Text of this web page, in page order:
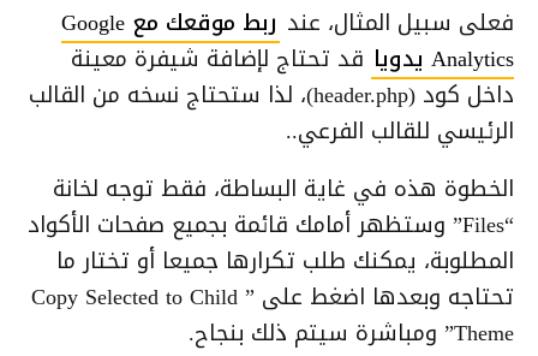
فعلى سبيل المثال، عند
ربط موقعك مع Google
Analytics يدويا
قد تحتاج لإضافة شيفرة معينة
داخل كود (header.php)، لذا ستحتاج نسخه من القالب
الرئيسي للقالب الفرعي..
الخطوة هذه في غاية البساطة، فقط توجه لخانة
“Files” وستظهر أمامك قائمة بجميع صفحات الأكواد
المطلوبة، يمكنك طلب تكرارها جميعا أو تختار ما
تحتاجه وبعدها اضغط على ” Copy Selected to Child
Theme” ومباشرة سيتم ذلك بنجاح.